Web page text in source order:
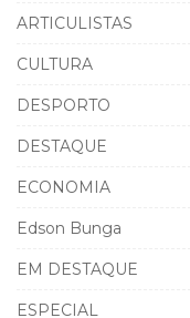
ARTICULISTAS
CULTURA
DESPORTO
DESTAQUE
ECONOMIA
Edson Bunga
EM DESTAQUE
ESPECIAL